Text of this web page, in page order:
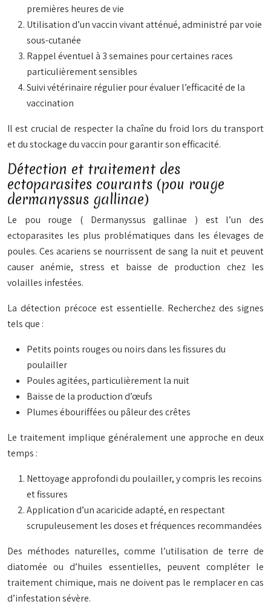
premières heures de vie
Utilisation d’un vaccin vivant atténué, administré par voie
sous-cutanée
Rappel éventuel à 3 semaines pour certaines races
particulièrement sensibles
Suivi vétérinaire régulier pour évaluer l’efficacité de la
vaccination
Il est crucial de respecter la chaîne du froid lors du transport
et du stockage du vaccin pour garantir son efficacité.
Détection et traitement des
ectoparasites courants (pou rouge
dermanyssus gallinae)
Le pou rouge ( Dermanyssus gallinae ) est l’un des
ectoparasites les plus problématiques dans les élevages de
poules. Ces acariens se nourrissent de sang la nuit et peuvent
causer anémie, stress et baisse de production chez les
volailles infestées.
La détection précoce est essentielle. Recherchez des signes
tels que :
Petits points rouges ou noirs dans les fissures du
poulailler
Poules agitées, particulièrement la nuit
Baisse de la production d’œufs
Plumes ébouriffées ou pâleur des crêtes
Le traitement implique généralement une approche en deux
temps :
Nettoyage approfondi du poulailler, y compris les recoins
et fissures
Application d’un acaricide adapté, en respectant
scrupuleusement les doses et fréquences recommandées
Des méthodes naturelles, comme l’utilisation de terre de
diatomée ou d’huiles essentielles, peuvent compléter le
traitement chimique, mais ne doivent pas le remplacer en cas
d’infestation sévère.